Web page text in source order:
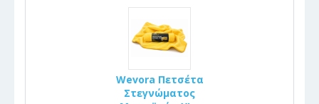
Wevora Πετσέτα
Στεγνώματος